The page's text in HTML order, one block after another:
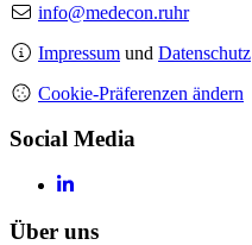
info@medecon.ruhr
Impressum und Datenschutz
Cookie-Präferenzen ändern
Social Media
Über uns